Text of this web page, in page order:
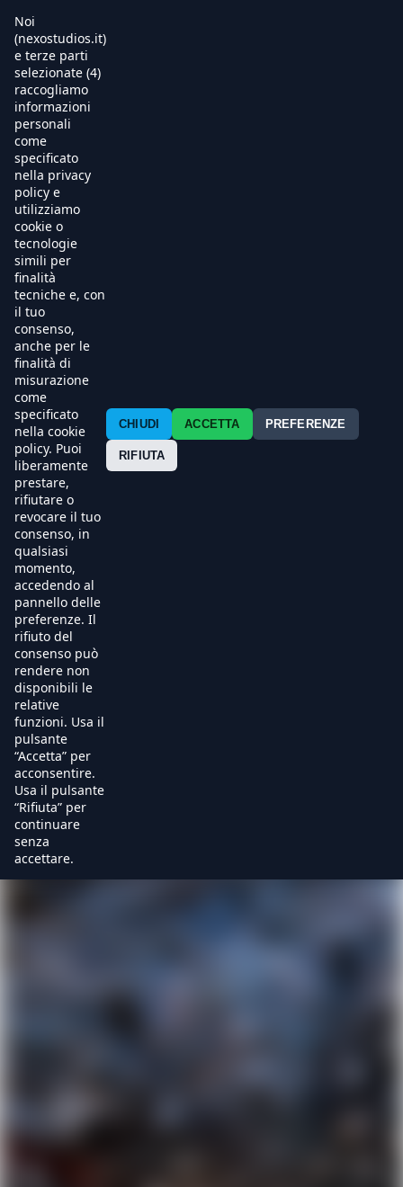
Contatti
Noi
(nexostudios.it)
e terze parti
selezionate (4)
raccogliamo
informazioni
personali
come
specificato
nella privacy
policy e
utilizziamo
cookie o
tecnologie
simili per
finalità
tecniche e, con
il tuo
consenso,
anche per le
finalità di
misurazione
come
specificato
nella cookie
policy. Puoi
liberamente
prestare,
rifiutare o
revocare il tuo
consenso, in
qualsiasi
momento,
accedendo al
pannello delle
preferenze. Il
rifiuto del
consenso può
rendere non
disponibili le
relative
funzioni. Usa il
pulsante
“Accetta” per
acconsentire.
Usa il pulsante
“Rifiuta” per
continuare
senza
accettare.
CHIUDI ACCETTA PREFERENZE
RIFIUTA